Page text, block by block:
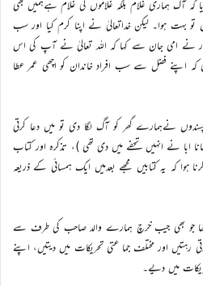
کہ آگ ہماری غلام بلکہ غلاموں کی غلام ہےہمیں بھی
بہت ہوا۔ لیکن خداتعالیٰ نے اپنا کرم کیا اور سب
نے امی جان سے کہا کہ اللہ تعالیٰ نے آپ کی اس
اپنے فضل سے سب افراد خاندان کو اچھی عمر عطا
۱۹۷۴ ء میں شر پسندوں نےہمارے گھر کو آگ لگا دی تو میں دعا کرتی
ابا نے انہیں تحفے میں دی تھی )، تذکرہ اور کتاب
ہوا کہ یہ کتابیں مجھے بعدمیں ایک ہمسائی کے ذریعہ
تھا جو بھی جیب خرچ ہمارے والد صاحب کی طرف سے
رہتیں اور مختلف جما عتی تحریکات میں دیتیں، اپنے
میں دیے۔